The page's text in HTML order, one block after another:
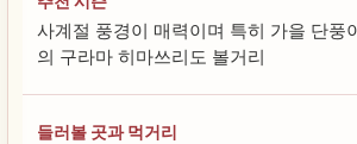
사계절 풍경이 매력이며 특히 가을 단풍
의 구라마 히마쓰리도 볼거리
들러볼 곳과 먹거리